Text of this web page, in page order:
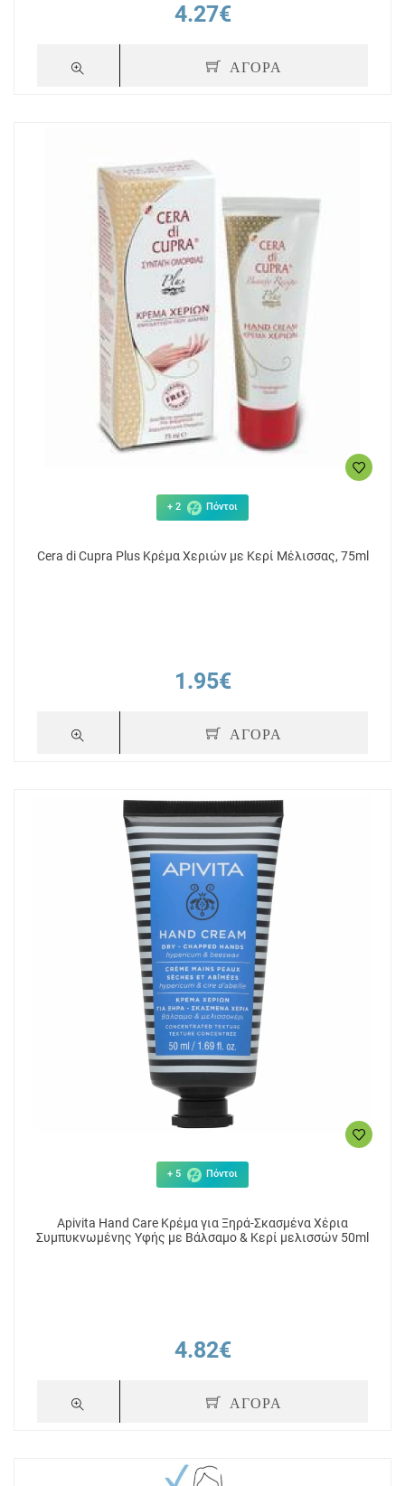
4.27€
ΑΓΟΡΑ
+ 2 Πόντοι
Cera di Cupra Plus Κρέμα Χεριών με Κερί Μέλισσας, 75ml
1.95€
ΑΓΟΡΑ
+ 5 Πόντοι
Apivita Hand Care Κρέμα για Ξηρά-Σκασμένα Χέρια
Συμπυκνωμένης Υφής με Βάλσαμο & Κερί μελισσών 50ml
4.82€
ΑΓΟΡΑ